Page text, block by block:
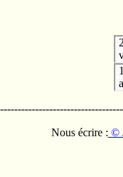
Nous écrire : ©